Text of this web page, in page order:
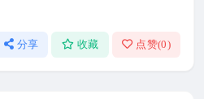
分享 收藏 点赞(0)